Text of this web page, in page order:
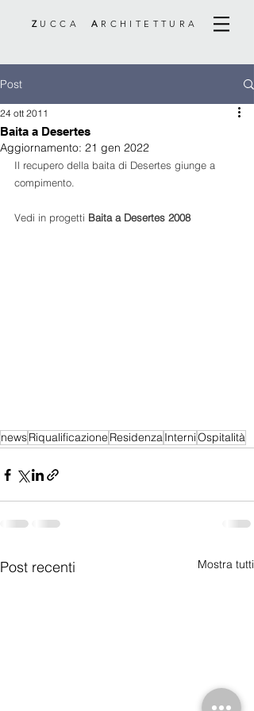
Z UCCA A RCHITETTURA
Post
Baita a Desertes
24 ott 2011
Aggiornamento: 21 gen 2022
Il recupero della baita di Desertes giunge a
compimento.
Vedi in progetti Baita a Desertes 2008
newsRiqualificazione ResidenzaInterniOspitalità
Post recenti Mostra tutti